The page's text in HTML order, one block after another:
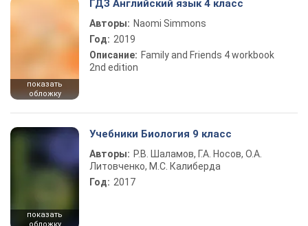
показать
обложку
ГДЗ Английский язык 4 класс
Авторы: Naomi Simmons
Год: 2019
Описание: Family and Friends 4 workbook
2nd edition
показать
Учебники Биология 9 класс
Авторы: Р.В. Шаламов, Г.А. Носов, О.А.
Литовченко, М.С. Калиберда
Год: 2017